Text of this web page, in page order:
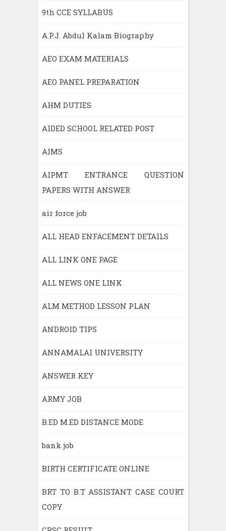
9th CCE SYLLABUS
A.P.J. Abdul Kalam Biography
AEO EXAM MATERIALS
AEO PANEL PREPARATION
AHM DUTIES
AIDED SCHOOL RELATED POST
AIMS
AIPMT ENTRANCE QUESTION
PAPERS WITH ANSWER
air force job
ALL HEAD ENFACEMENT DETAILS
ALL LINK ONE PAGE
ALL NEWS ONE LINK
ALM METHOD LESSON PLAN
ANDROID TIPS
ANNAMALAI UNIVERSITY
ANSWER KEY
ARMY JOB
B.ED M.ED DISTANCE MODE
bank job
BIRTH CERTIFICATE ONLINE
BRT TO B.T ASSISTANT CASE COURT
COPY